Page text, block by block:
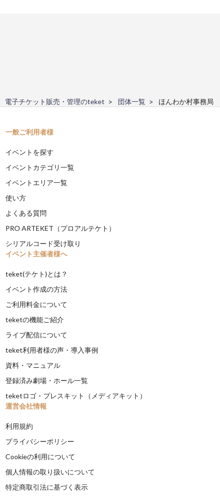
電子チケット販売・管理のteket 団体一覧 ほんわか村事務局
一般ご利用者様
イベントを探す
イベントカテゴリ一覧
イベントエリア一覧
使い方
よくある質問
PRO ARTEKET（プロアルテケト）
シリアルコード受け取り
イベント主催者様へ
teket(テケト)とは？
イベント作成の方法
ご利用料金について
teketの機能ご紹介
ライブ配信について
teket利用者様の声・導入事例
資料・マニュアル
登録済み劇場・ホール一覧
teketロゴ・プレスキット（メディアキット）
運営会社情報
利用規約
プライバシーポリシー
Cookieの利用について
個人情報の取り扱いについて
特定商取引法に基づく表示